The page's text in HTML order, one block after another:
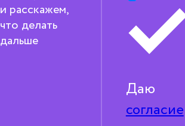
и расскажем,
что делать
дальше
Даю
согласие